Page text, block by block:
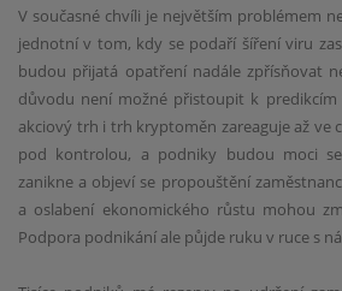
V současné chvíli je největším problémem
jednotní v tom, kdy se podaří šíření viru
budou přijatá opatření nadále zpřísňovat
důvodu není možné přistoupit k
akciový trh i trh kryptoměn zareaguje až ve
pod kontrolou, a podniky budou moci
zanikne a objeví se propouštění
a oslabení ekonomického růstu mohou
Podpora podnikání ale půjde ruku v ruce s